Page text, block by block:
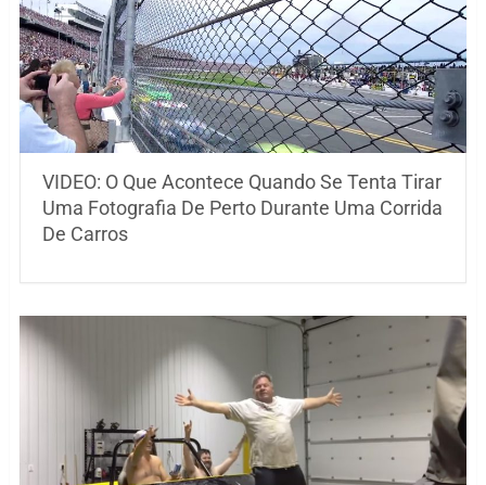
VIDEO: O Que Acontece Quando Se Tenta Tirar
Uma Fotografia De Perto Durante Uma Corrida
De Carros